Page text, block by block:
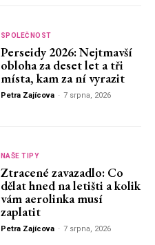
SPOLEČNOST
Perseidy 2026: Nejtmavší
obloha za deset let a tři
místa, kam za ní vyrazit
Petra Zajícova - 7 srpna, 2026
NAŠE TIPY
Ztracené zavazadlo: Co
dělat hned na letišti a kolik
vám aerolinka musí
zaplatit
Petra Zajícova - 7 srpna, 2026